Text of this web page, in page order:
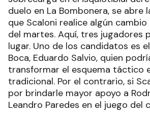
duelo en La Bombonera, se abre
que Scaloni realice algún
del martes. Aquí, tres jugadores
lugar. Uno de los candidatos es
Boca, Eduardo Salvio, quien
transformar el esquema táctico
tradicional. Por el contrario, si
por brindarle mayor apoyo a
Leandro Paredes en el juego del